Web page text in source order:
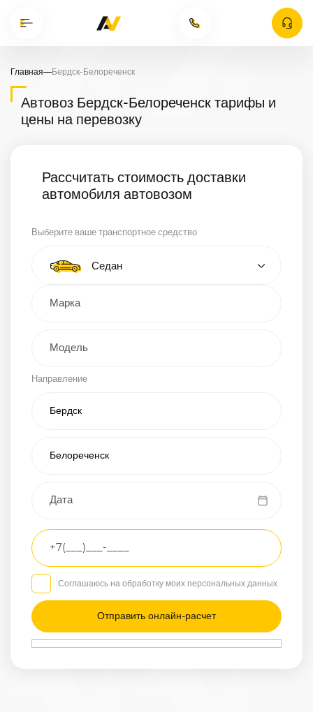
Главная—Бердск-Белореченск
Автовоз Бердск-Белореченск тарифы и
цены на перевозку
Рассчитать стоимость доставки
автомобиля автовозом
Выберите ваше транспортное средство
Тип автомобиля
Седан
Кроссовер
Грузовой
Другое
Направление
Транспортное
средство
Седан
/
Маршрут
Бердск —
Соглашаюсь на обработку моих персональных данных